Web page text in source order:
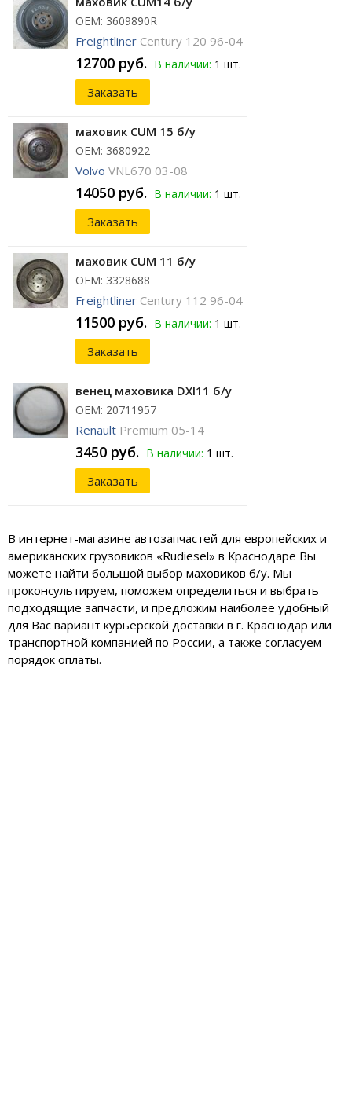
ОЕМ: 3609890R
Freightliner Century 120 96-04
12700 руб. В наличии: 1 шт.
Заказать
маховик CUM 15 б/у
ОЕМ: 3680922
Volvo VNL670 03-08
14050 руб. В наличии: 1 шт.
Заказать
маховик CUM 11 б/у
ОЕМ: 3328688
Freightliner Century 112 96-04
11500 руб. В наличии: 1 шт.
Заказать
венец маховика DXI11 б/у
ОЕМ: 20711957
Renault Premium 05-14
3450 руб. В наличии: 1 шт.
Заказать
В интернет-магазине автозапчастей для европейских и
американских грузовиков «Rudiesel» в Краснодаре Вы
можете найти большой выбор маховиков б/у. Мы
проконсультируем, поможем определиться и выбрать
подходящие запчасти, и предложим наиболее удобный
для Вас вариант курьерской доставки в г. Краснодар или
транспортной компанией по России, а также согласуем
порядок оплаты.